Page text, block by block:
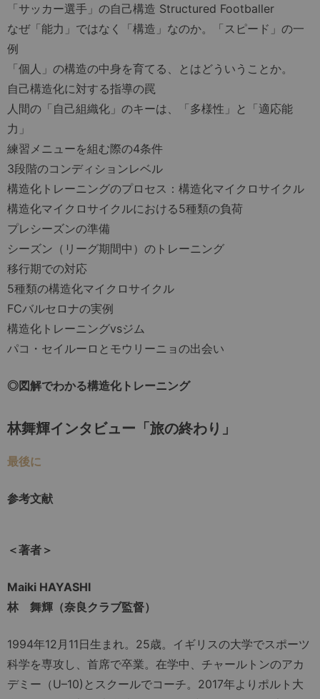
「サッカー選手」の自己構造 Structured Footballer
なぜ「能力」ではなく「構造」なのか。「スピード」の一
例
「個人」の構造の中身を育てる、とはどういうことか。
自己構造化に対する指導の罠
人間の「自己組織化」のキーは、「多様性」と「適応能
力」
練習メニューを組む際の4条件
3段階のコンディションレベル
構造化トレーニングのプロセス：構造化マイクロサイクル
構造化マイクロサイクルにおける5種類の負荷
プレシーズンの準備
シーズン（リーグ期間中）のトレーニング
移行期での対応
5種類の構造化マイクロサイクル
FCバルセロナの実例
構造化トレーニングvsジム
パコ・セイルーロとモウリーニョの出会い
◎図解でわかる構造化トレーニング
林舞輝インタビュー「旅の終わり」
最後に
参考文献
＜著者＞
Maiki HAYASHI
林 舞輝（奈良クラブ監督）
1994年12月11日生まれ。25歳。イギリスの大学でスポーツ
科学を専攻し、首席で卒業。在学中、チャールトンのアカ
デミー（U–10)とスクールでコーチ。2017年よりポルト大